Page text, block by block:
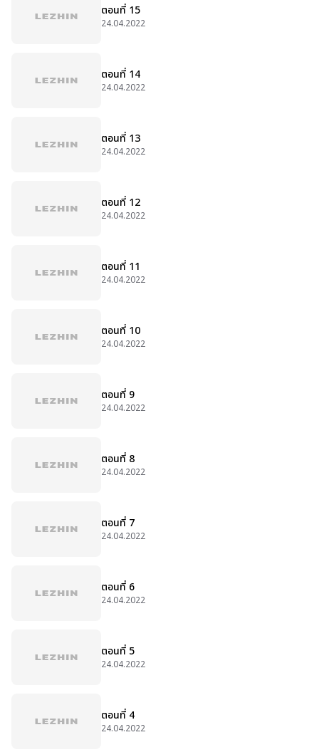
ตอนที่ 15
24.04.2022
ตอนที่ 14
24.04.2022
ตอนที่ 13
24.04.2022
ตอนที่ 12
24.04.2022
ตอนที่ 11
24.04.2022
ตอนที่ 10
24.04.2022
ตอนที่ 9
24.04.2022
ตอนที่ 8
24.04.2022
ตอนที่ 7
24.04.2022
ตอนที่ 6
24.04.2022
ตอนที่ 5
24.04.2022
ตอนที่ 4
24.04.2022